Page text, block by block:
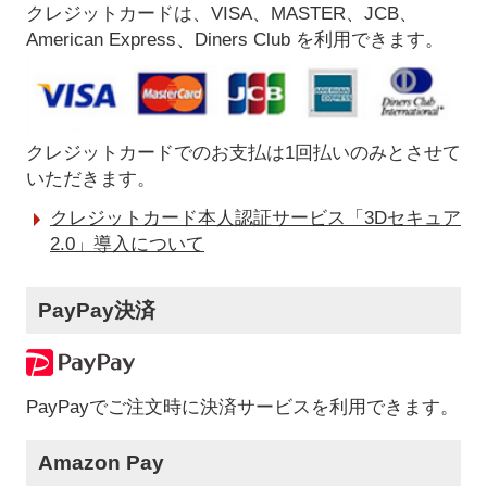
クレジットカードは、VISA、MASTER、JCB、
American Express、Diners Club を利用できます。
クレジットカードでのお支払は1回払いのみとさせて
いただきます。
クレジットカード本人認証サービス「3Dセキュア
2.0」導入について
PayPay決済
PayPayでご注文時に決済サービスを利用できます。
Amazon Pay